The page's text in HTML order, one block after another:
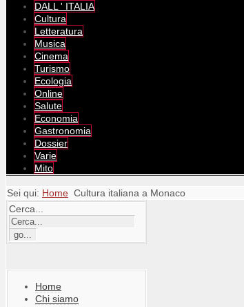
DALL ' ITALIA
Cultura
Letteratura
Musica
Cinema
Turismo
Ecologia
Online
Salute
Economia
Gastronomia
Dossier
Varie
Mito
Sei qui: Home Cultura italiana a Monaco
Cerca...
Home
Chi siamo